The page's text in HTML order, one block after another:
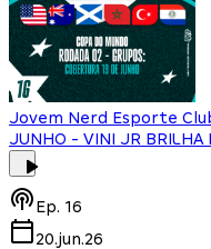
Jovem Nerd Esporte
JUNHO - VINI JR BRILHA
Ep. 16
20.jun.26